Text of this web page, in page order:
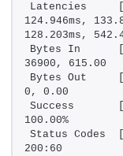
Latencies
124.946ms,
128.203ms,
Bytes In
36900, 615.00
Bytes Out
0, 0.00
Success
100.00%
Status Codes
200:60